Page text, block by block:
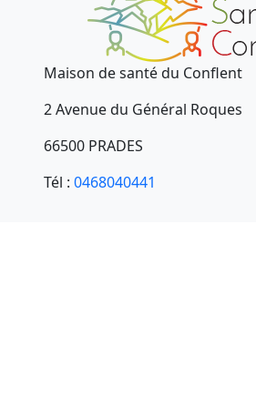
Maison de santé du Conflent
2 Avenue du Général Roques
66500 PRADES
Tél : 0468040441